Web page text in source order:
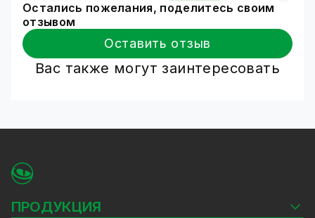
Остались пожелания, поделитесь своим
отзывом
Оставить отзыв
Вас также могут заинтересовать
ПРОДУКЦИЯ